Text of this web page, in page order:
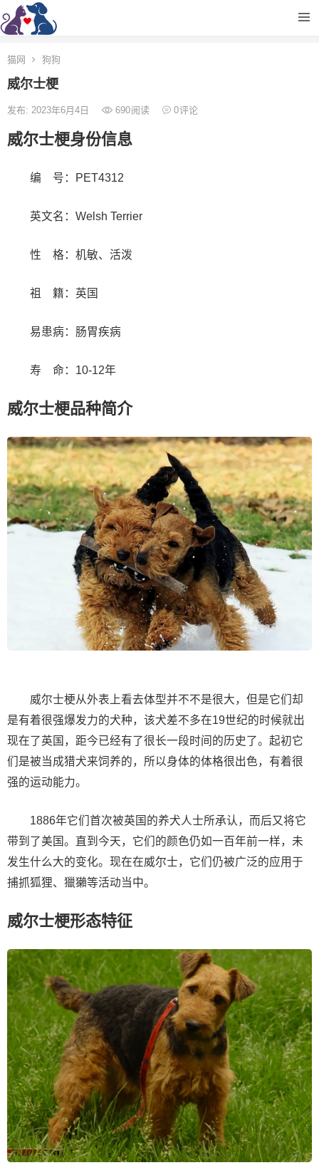
猫网 狗狗
威尔士梗
发布: 2023年6月4日 690阅读 0评论
威尔士梗身份信息
编 号：PET4312
英文名：Welsh Terrier
性 格：机敏、活泼
祖 籍：英国
易患病：肠胃疾病
寿 命：10-12年
威尔士梗品种简介
威尔士梗从外表上看去体型并不不是很大，但是它们却
是有着很强爆发力的犬种，该犬差不多在19世纪的时候就出
现在了英国，距今已经有了很长一段时间的历史了。起初它
们是被当成猎犬来饲养的，所以身体的体格很出色，有着很
强的运动能力。
1886年它们首次被英国的养犬人士所承认，而后又将它
带到了美国。直到今天，它们的颜色仍如一百年前一样，未
发生什么大的变化。现在在威尔士，它们仍被广泛的应用于
捕抓狐狸、獵獺等活动当中。
威尔士梗形态特征